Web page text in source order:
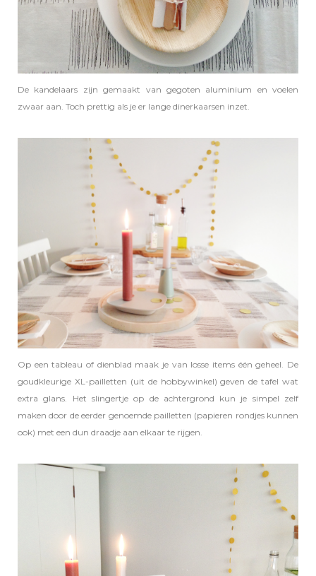
De kandelaars zijn gemaakt van gegoten aluminium en voelen
zwaar aan. Toch prettig als je er lange dinerkaarsen inzet.
Op een tableau of dienblad maak je van losse items één geheel. De
goudkleurige XL-pailletten (uit de hobbywinkel) geven de tafel wat
extra glans. Het slingertje op de achtergrond kun je simpel zelf
maken door de eerder genoemde pailletten (papieren rondjes kunnen
ook) met een dun draadje aan elkaar te rijgen.